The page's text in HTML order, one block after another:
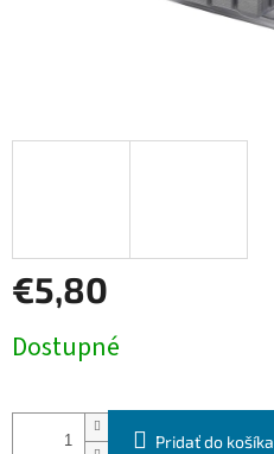
€5,80
cena:
Dostupné
Pridať do košíka